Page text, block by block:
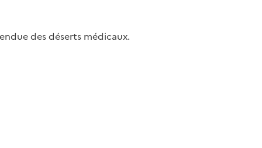
des déserts médicaux.